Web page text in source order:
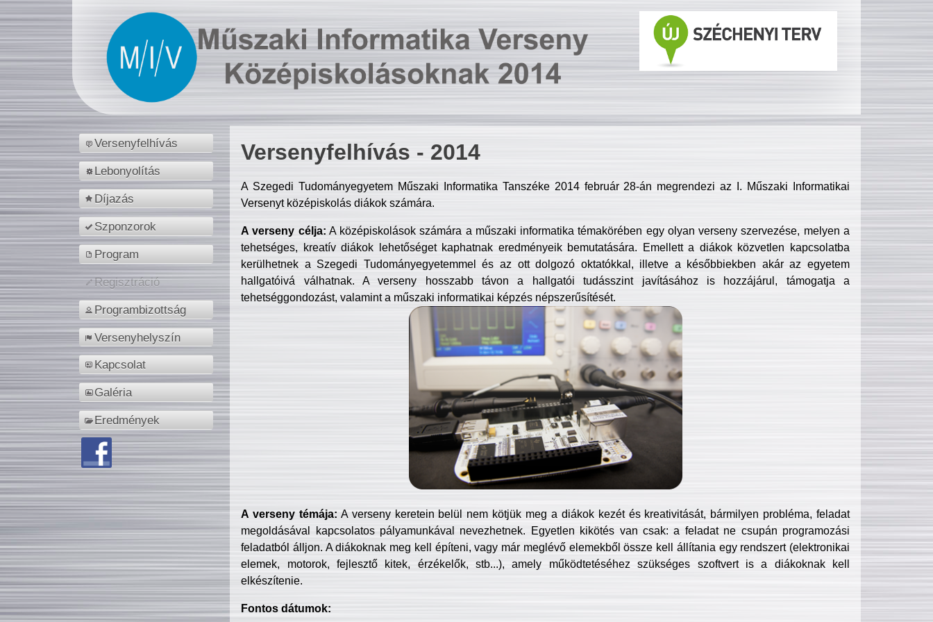
Versenyfelhívás
Lebonyolítás
Díjazás
Szponzorok
Program
Regisztráció
Programbizottság
Versenyhelyszín
Kapcsolat
Galéria
Eredmények
Versenyfelhívás - 2014
A Szegedi Tudományegyetem Műszaki Informatika Tanszéke 2014 február 28-án megrendezi az I. Műszaki Informatikai
Versenyt középiskolás diákok számára.
A verseny célja: A középiskolások számára a műszaki informatika témakörében egy olyan verseny szervezése, melyen a
tehetséges, kreatív diákok lehetőséget kaphatnak eredményeik bemutatására. Emellett a diákok közvetlen kapcsolatba
kerülhetnek a Szegedi Tudományegyetemmel és az ott dolgozó oktatókkal, illetve a későbbiekben akár az egyetem
hallgatóivá válhatnak. A verseny hosszabb távon a hallgatói tudásszint javításához is hozzájárul, támogatja a
tehetséggondozást, valamint a műszaki informatikai képzés népszerűsítését.
A verseny témája: A verseny keretein belül nem kötjük meg a diákok kezét és kreativitását, bármilyen probléma, feladat
megoldásával kapcsolatos pályamunkával nevezhetnek. Egyetlen kikötés van csak: a feladat ne csupán programozási
feladatból álljon. A diákoknak meg kell építeni, vagy már meglévő elemekből össze kell állítania egy rendszert (elektronikai
elemek, motorok, fejlesztő kitek, érzékelők, stb...), amely működtetéséhez szükséges szoftvert is a diákoknak kell
elkészítenie.
Fontos dátumok: